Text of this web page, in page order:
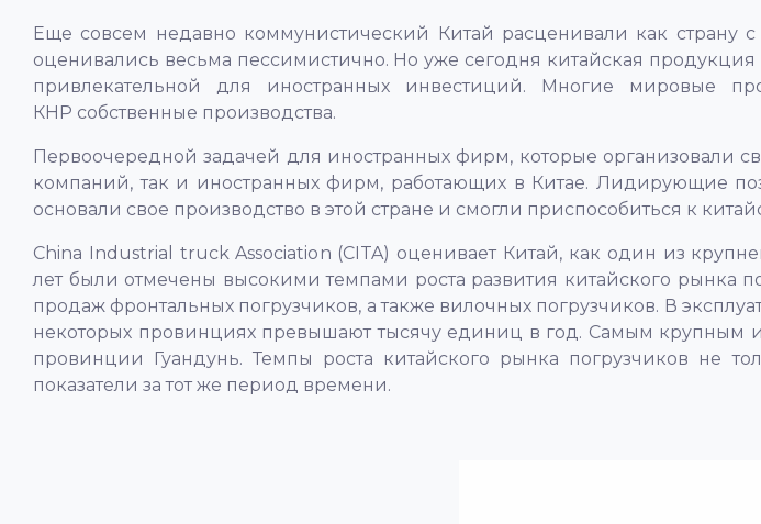
Еще совсем недавно коммунистический Китай расценивали как страну
оценивались весьма пессимистично. Но уже сегодня китайская
привлекательной для иностранных инвестиций. Многие мировые
КНР собственные производства.
Первоочередной задачей для иностранных фирм, которые организовали
компаний, так и иностранных фирм, работающих в Китае. Лидирующие
основали свое производство в этой стране и смогли приспособиться к
China Industrial truck Association (CITA) оценивает Китай, как один из
лет были отмечены высокими темпами роста развития китайского рынка
продаж фронтальных погрузчиков, а также вилочных погрузчиков. В
некоторых провинциях превышают тысячу единиц в год. Самым крупным
провинции Гуандунь. Темпы роста китайского рынка погрузчиков не
показатели за тот же период времени.